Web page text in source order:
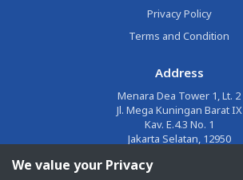
Privacy Policy
Terms and Condition
Address
Menara Dea Tower 1, Lt. 2
Jl. Mega Kuningan Barat IX
Kav. E.4.3 No. 1
Jakarta Selatan, 12950
We value your Privacy